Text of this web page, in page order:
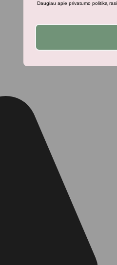
Daugiau apie privatumo politiką